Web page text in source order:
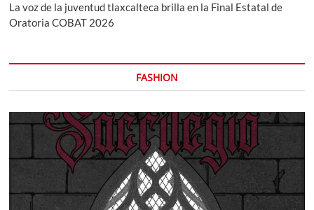
La voz de la juventud tlaxcalteca brilla en la Final Estatal de
Oratoria COBAT 2026
FASHION